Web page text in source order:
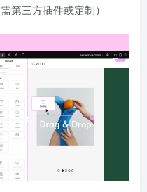
第三方插件或定制）